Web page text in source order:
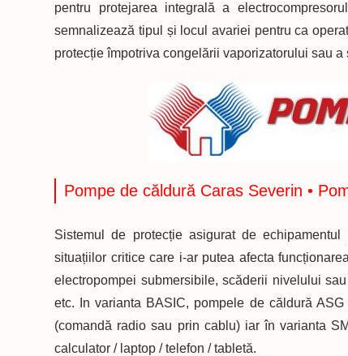
pentru protejarea integrală a
semnalizează tipul și locul avariei pentru ca
protecție împotriva congelării vaporizatorului sau
Pompe de căldură Caras Severin •
Sistemul de protecție asigurat de
situațiilor critice care i-ar putea afecta
electropompei submersibile, scăderii nivelului
etc. In varianta BASIC, pompele de căldură
(comandă radio sau prin cablu) iar în varianta
calculator / laptop / telefon / tabletă.